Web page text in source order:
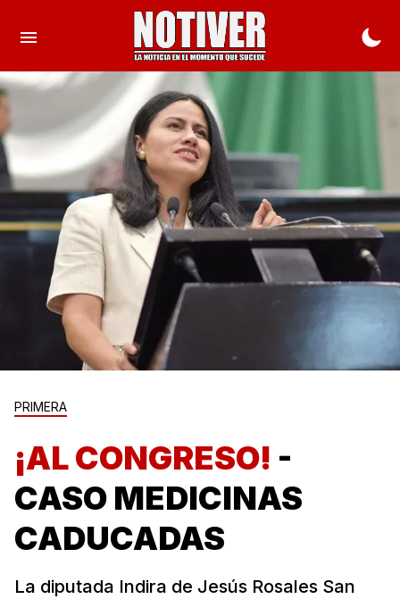
PRIMERA
¡AL CONGRESO! -
CASO MEDICINAS
CADUCADAS
La diputada Indira de Jesús Rosales San